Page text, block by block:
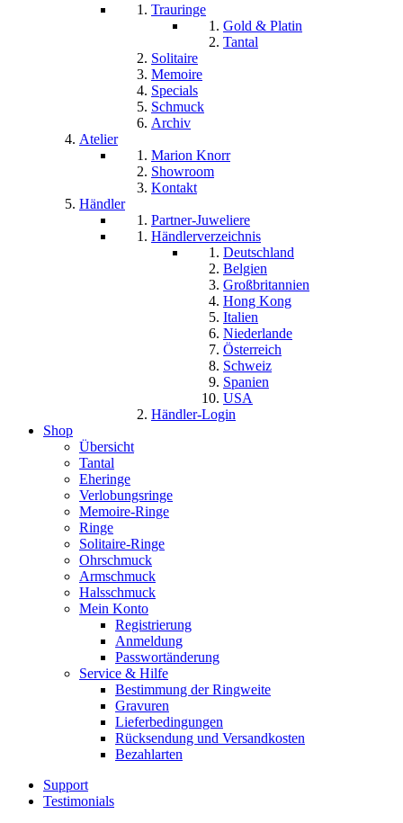
Trauringe
Gold & Platin
Tantal
Solitaire
Memoire
Specials
Schmuck
Archiv
Atelier
Marion Knorr
Showroom
Kontakt
Händler
Partner-Juweliere
Händlerverzeichnis
Deutschland
Belgien
Großbritannien
Hong Kong
Italien
Niederlande
Österreich
Schweiz
Spanien
USA
Händler-Login
Shop
Übersicht
Tantal
Eheringe
Verlobungsringe
Memoire-Ringe
Ringe
Solitaire-Ringe
Ohrschmuck
Armschmuck
Halsschmuck
Mein Konto
Registrierung
Anmeldung
Passwortänderung
Service & Hilfe
Bestimmung der Ringweite
Gravuren
Lieferbedingungen
Rücksendung und Versandkosten
Bezahlarten
Support
Testimonials